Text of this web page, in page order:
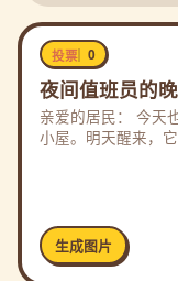
投票 0
夜间值班员的
亲爱的居民： 今天也辛苦了。关灯之前，记得看一眼自己的
小屋。明天醒来，
生成图片